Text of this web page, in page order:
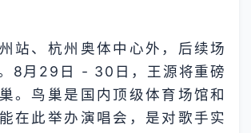
站、杭州奥体中心外，后续场
8月29日 - 30日，王源将重磅
。鸟巢是国内顶级体育场馆和
在此举办演唱会，是对歌手实